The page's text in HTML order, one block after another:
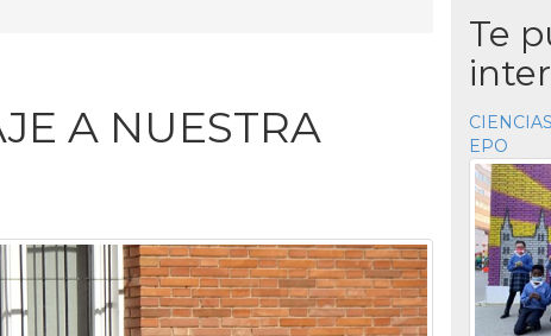
A NUESTRA
Te
EPO